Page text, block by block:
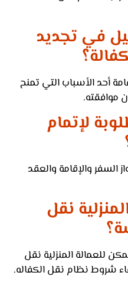
في تجديد
الأسباب التي تمنح
لإتمام
والإقامة والعقد
نقل
المنزلية نقل
نظام نقل الكفاله.